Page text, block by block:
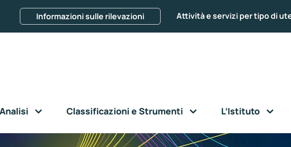
Informazioni sulle rilevazioni Attività e servizi per tipo di
Classificazioni e Strumenti L’Istituto